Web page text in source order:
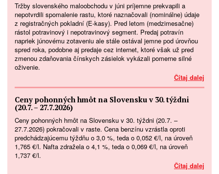
Tržby slovenského maloobchodu v júni príjemne prekvapili a
nepotvrdili spomalenie rastu, ktoré naznačovali (nominálne) údaje
z registračných pokladní (E-kasy). Pred letom (medzimesačne)
rástol potravinový i nepotravinový segment. Predaj potravín
napriek júnovému zotaveniu ale stále ostával jemne pod úrovňou
spred roka, podobne aj predaje cez internet, ktoré však už pred
zmenou zdaňovania čínskych zásielok vykázali pomerne silné
oživenie.
Čítaj dalej
Ceny pohonných hmôt na Slovensku v 30. týždni
(20.7. – 27.7.2026)
Ceny pohonných hmôt na Slovensku v 30. týždni (20.7. –
27.7.2026) pokračovali v raste. Cena benzínu vzrástla oproti
predchádzajúcemu týždňu o 3,0 %, teda o 0,052 €/l, na úroveň
1,765 €/l. Nafta zdražela o 4,1 %, teda o 0,069 €/l, na úroveň
1,737 €/l.
Čítaj dalej